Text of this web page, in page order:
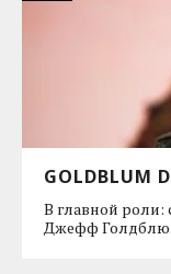
GOLDBLUM
В главной
Джефф